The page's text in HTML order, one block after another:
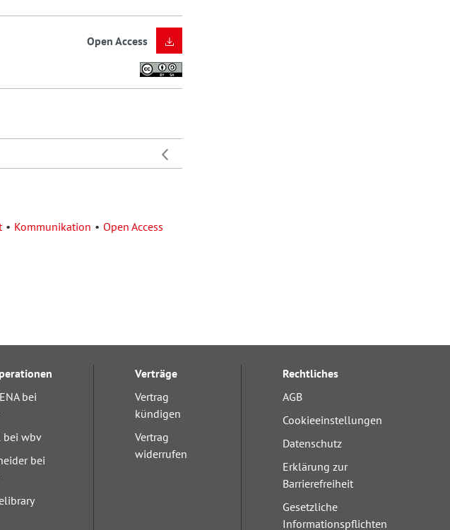
Open Access
Kommunikation Open Access
bei
bei wbv
bei
Verträge
Vertrag
kündigen
Vertrag
widerrufen
Rechtliches
AGB
Cookieeinstellungen
Datenschutz
Erklärung zur
Barrierefreiheit
Gesetzliche
Informationspflichten